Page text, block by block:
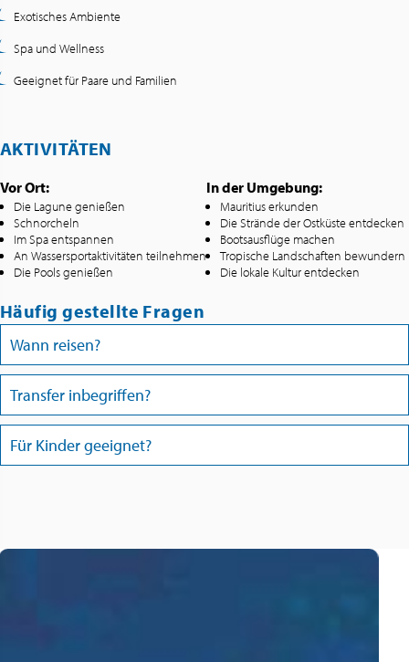
Exotisches Ambiente
Spa und Wellness
Geeignet für Paare und Familien
AKTIVITÄTEN
Vor Ort:
Die Lagune genießen
Schnorcheln
Im Spa entspannen
An Wassersportaktivitäten teilnehmen
Die Pools genießen
In der Umgebung:
Mauritius erkunden
Die Strände der Ostküste entdecken
Bootsausflüge machen
Tropische Landschaften bewundern
Die lokale Kultur entdecken
Häufig gestellte Fragen
Wann reisen?
Transfer inbegriffen?
Für Kinder geeignet?